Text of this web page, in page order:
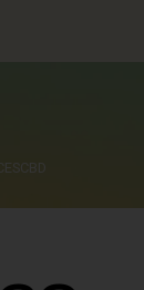
CBD